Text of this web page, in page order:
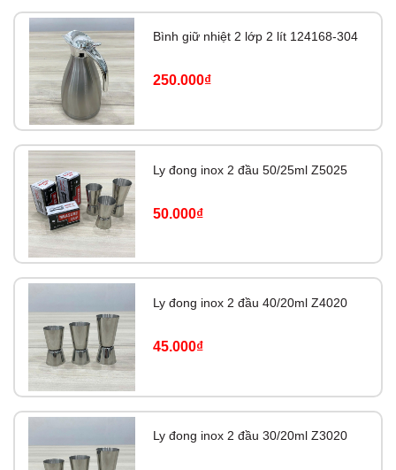
Bình giữ nhiệt 2 lớp 2 lít 124168-304
250.000₫
Ly đong inox 2 đầu 50/25ml Z5025
50.000₫
Ly đong inox 2 đầu 40/20ml Z4020
45.000₫
Ly đong inox 2 đầu 30/20ml Z3020